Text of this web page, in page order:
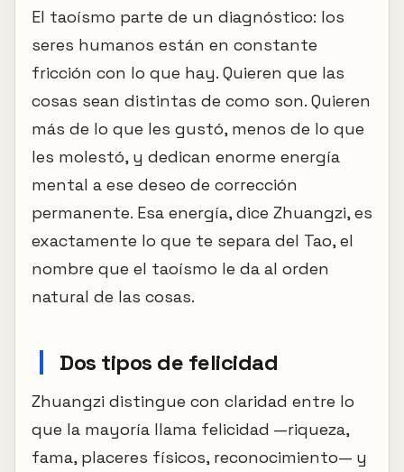
El taoísmo parte de un diagnóstico: los
seres humanos están en constante
fricción con lo que hay. Quieren que las
cosas sean distintas de como son. Quieren
más de lo que les gustó, menos de lo que
les molestó, y dedican enorme energía
mental a ese deseo de corrección
permanente. Esa energía, dice Zhuangzi, es
exactamente lo que te separa del Tao, el
nombre que el taoísmo le da al orden
natural de las cosas.
Dos tipos de felicidad
Zhuangzi distingue con claridad entre lo
que la mayoría llama felicidad —riqueza,
fama, placeres físicos, reconocimiento— y